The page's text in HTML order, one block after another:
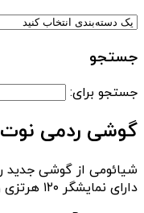
جستجو
جستجو برای:
گوشی ردمی نوت ۱۳R شیائومی معرفی شد
دارای نمایشگر ۱۲۰ هرتزی و دوربین اصلی ۵۰ مگاپیکسلی است.